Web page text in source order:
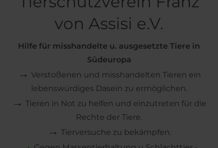
von Assisi e.V.
Hilfe für misshandelte u. ausgesetzte Tiere in
Südeuropa
→ Verstoßenen und misshandelten Tieren ein
lebenswürdiges Dasein zu ermöglichen.
→ Tieren in Not zu helfen und einzutreten für die
Rechte der Tiere.
→ Tierversuche zu bekämpfen.